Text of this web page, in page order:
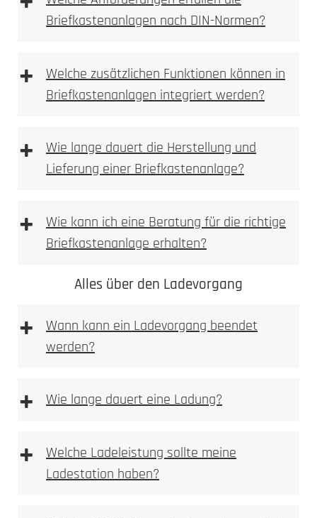
Benutzeroberfläche für die Fernsteuerung der
Anlage.
verschiedenen Orten aus.
Smart-Home-Integration: Steuern Sie die
Briefkastenanlagen nach DIN-Normen?
+
Welche zusätzlichen Funktionen können in
Briefkastenanlagen integriert werden?
+
Wie lange dauert die Herstellung und
Lieferung einer Briefkastenanlage?
+
Wie kann ich eine Beratung für die richtige
Briefkastenanlage erhalten?
Alles über den Ladevorgang
+
Wann kann ein Ladevorgang beendet
werden?
+ Wie lange dauert eine Ladung?
+
Welche Ladeleistung sollte meine
Ladestation haben?